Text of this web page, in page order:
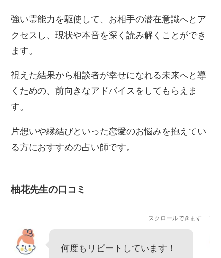
強い霊能力を駆使して、お相手の潜在意識へとア
クセスし、現状や本音を深く読み解くことができ
ます。
視えた結果から相談者が幸せになれる未来へと導
くための、前向きなアドバイスをしてもらえま
す。
片想いや縁結びといった恋愛のお悩みを抱えてい
る方におすすめの占い師です。
柚花先生の口コミ
スクロールできます
何度もリピートしています！